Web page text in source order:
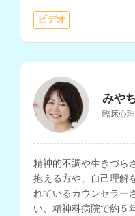
ビデオ
みや
臨床心
精神的不調や生きづら
抱える方や、自己理解
れているカウンセラー
い、精神科病院で約５